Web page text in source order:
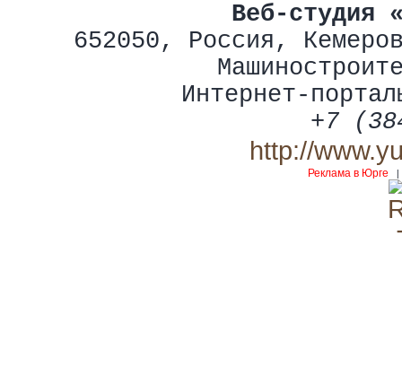
Веб-студия
652050, Россия ,
Интернет-
+7
http://
Реклама в Юрге